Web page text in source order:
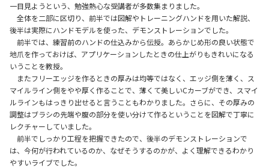
一目見ようという、勉強熱心な受講者が多数集まりました。
全体を二部に区切り、前半では図解やトレーニングハンドを用いた解説、
後半は実際にハンドモデルを使った、デモンストレーションでした。
前半では、練習前のハンドの仕込みから伝授。あらかじめ形の良い状態で
地爪を作っておけば、アプリケーションしたときの仕上がりもきれいになる
いうことを教授。
またフリーエッジを作るときの厚みは均等ではなく、エッジ側を薄く、ス
マイルライン側をやや厚く作ることで、薄くて美しいCカーブができ、スマイ
ルラインもはっきり出せると言うこともわかりました。さらに、その厚みの
調整はブラシの先端や腹の部分を使い分けて作るということを図解で丁寧に
レクチャーしていました。
前半でしっかり工程を把握できたので、後半のデモンストレーションで
は、今何が行われているのか、なぜそうするのかが、よく理解できるわかり
やすいライブでした。